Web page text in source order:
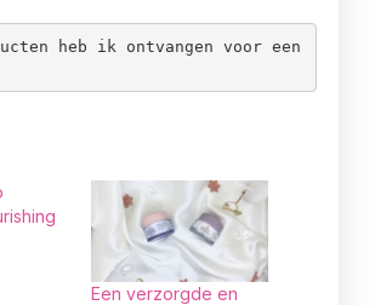
heb ik ontvangen voor een
Een verzorgde en